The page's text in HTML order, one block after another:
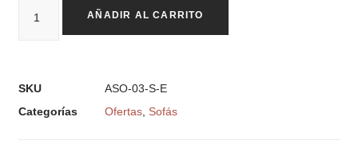
AÑADIR AL CARRITO
SKU
ASO-03-S-E
Categorías
Ofertas, Sofás